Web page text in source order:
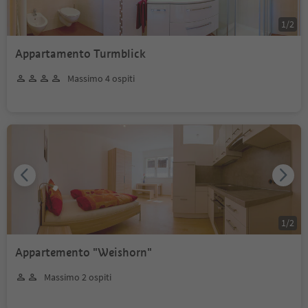
Appartamento Turmblick
Massimo 4 ospiti
1 /2
Appartemento "Weishorn"
Massimo 2 ospiti
1 /2